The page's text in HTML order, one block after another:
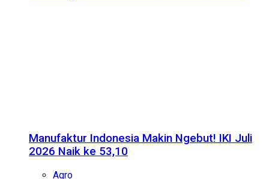
Manufaktur Indonesia Makin Ngebut! IKI Juli
2026 Naik ke 53,10
Agro